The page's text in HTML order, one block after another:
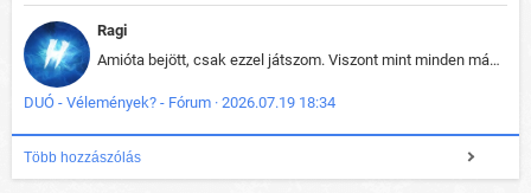
Ragi
Amióta bejött, csak ezzel játszom. Viszont mint minden más - akár az alapjáték is, ez is baromira összetett lett. Néha már pár kör után is esélytelen az egész. Vagy irreállisan túltápol valaki, vagy lelép a partner, vagy csak hülye mint a segg. És amikor eljönne az én időm, na akkor jön el mindenki másé is. Engem jobban érdekelne, hogy ki milyen ratingen szokott játszani. Na ez lenne egy érdekes adat.
DUÓ - Vélemények? - Fórum · 2026.07.19 18:34
Több hozzászólás